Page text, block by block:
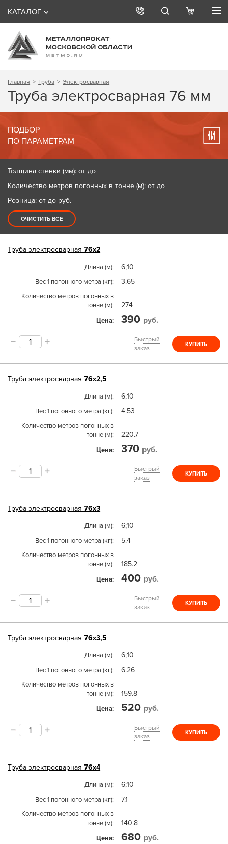
КАТАЛОГ
Главная Труба Электросварная
Труба электросварная 76 мм
ПОДБОР
ПО ПАРАМЕТРАМ
Толщина стенки (мм): от до
Количество метров погонных в тонне (м): от до
Розница: от до руб.
ОЧИСТИТЬ ВСЕ
Труба электросварная 76х2
Длина (м) 6;10
Вес 1 погонного метра (кг) 3.65
Количество метров погонных в
тонне (м)
274
Цена 390 руб.
Быстрый
заказ
КУПИТЬ
Труба электросварная 76х2,5
Длина (м) 6;10
Вес 1 погонного метра (кг) 4.53
Количество метров погонных в
тонне (м)
220.7
Цена 370 руб.
Быстрый
заказ
КУПИТЬ
Труба электросварная 76х3
Длина (м) 6;10
Вес 1 погонного метра (кг) 5.4
Количество метров погонных в
тонне (м)
185.2
Цена 400 руб.
Быстрый
заказ
КУПИТЬ
Труба электросварная 76х3,5
Длина (м) 6;10
Вес 1 погонного метра (кг) 6.26
Количество метров погонных в
тонне (м)
159.8
Цена 520 руб.
Быстрый
заказ
КУПИТЬ
Труба электросварная 76х4
Длина (м) 6;10
Вес 1 погонного метра (кг) 7.1
Количество метров погонных в
тонне (м)
140.8
Цена 680 руб.